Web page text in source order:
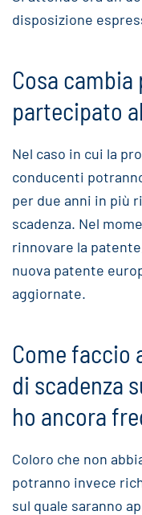
disposizione
Cosa cambia
partecipato
Nel caso in cui la
conducenti
per due anni in più
scadenza. Nel
rinnovare la
nuova patente
aggiornate.
Come faccio
di scadenza
ho ancora
Coloro che non
potranno invece
sul quale saranno